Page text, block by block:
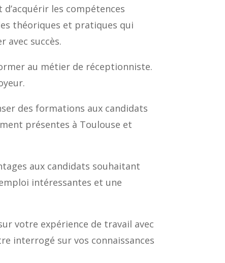
les compétences
théoriques et pratiques qui
avec succès.
au métier de réceptionniste.
des formations aux candidats
présentes à Toulouse et
aux candidats souhaitant
intéressantes et une
votre expérience de travail avec
interrogé sur vos connaissances